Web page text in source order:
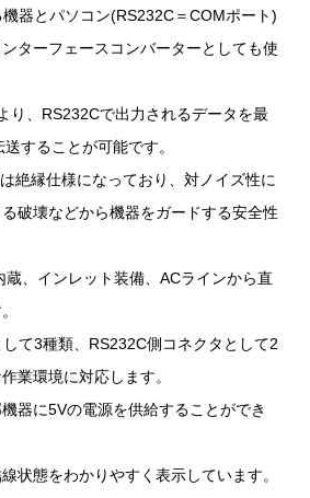
機器とパソコン(RS232C＝COMポート)
ターフェースコンバーターとしても使
り、RS232Cで出力されるデータを最
することが可能です。
絶縁仕様になっており、対ノイズ性に
破壊などから機器をガードする安全性
蔵、インレット装備、ACラインから直
して3種類、RS232C側コネクタとして2
業環境に対応します。
器に5Vの電源を供給することができ
状態をわかりやすく表示しています。